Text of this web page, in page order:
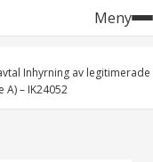
Meny
Inhyrning av legitimerade
– IK24052